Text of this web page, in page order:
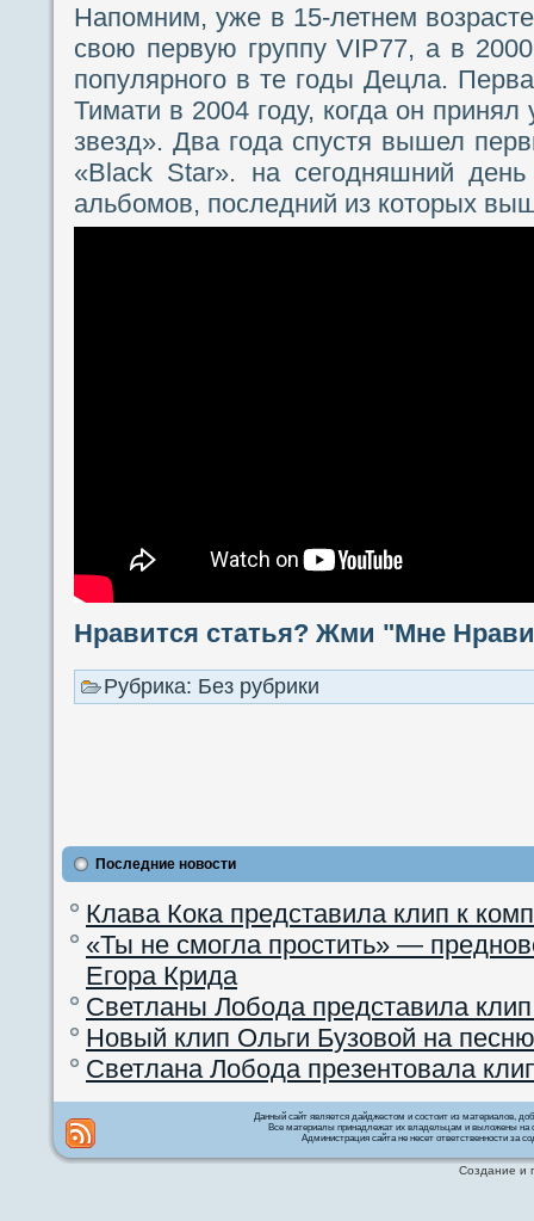
Напомним, уже в 15-летнем
свою первую группу VIP77, а в
популярного в те годы Децла.
Тимати в 2004 году, когда он
звезд». Два года спустя вышел
«Black Star». на сегодняшний
альбомов, последний из которых
Нравится статья? Жми "Мне
Рубрика: Без рубрики
Последние новости
Клава Кока представила клип к
«Ты не смогла простить» —
Егора Крида
Светланы Лобода представила
Новый клип Ольги Бузовой на
Светлана Лобода презентовала
Данный сайт является дайджестом и состоит из материалов,
Все материалы принадлежат их владельцам и выложены на
Администрация сайта не несет ответственности за
Создание и